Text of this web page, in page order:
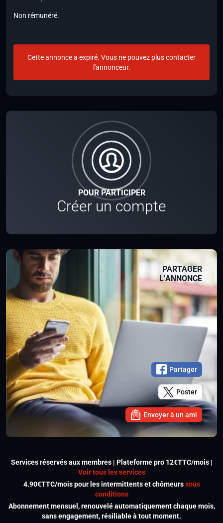
POUR PARTICIPER
Créer un compte
PARTAGER
L’ANNONCE
Partager
Poster
Envoyer à un ami
Non rémunéré.
Cette annonce a expiré. Vous ne pouvez plus contacter
l'annonceur.
Services réservés aux membres | Plateforme pro 12€TTC/mois |
Voir tous les services
4.90€TTC/mois pour les intermittents et chômeurssous
conditions
Abonnement mensuel, renouvelé automatiquement chaque mois,
sans engagement, résiliable à tout moment.